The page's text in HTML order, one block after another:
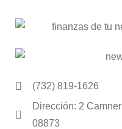
(732) 819-1626
Dirección: 2
08873